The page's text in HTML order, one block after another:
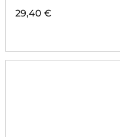
29,40 €